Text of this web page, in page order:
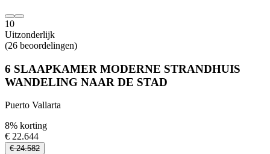
10
Uitzonderlijk
(26 beoordelingen)
6 SLAAPKAMER MODERNE STRANDHUIS
WANDELING NAAR DE STAD
Puerto Vallarta
8% korting
€ 22.644
€ 24.582